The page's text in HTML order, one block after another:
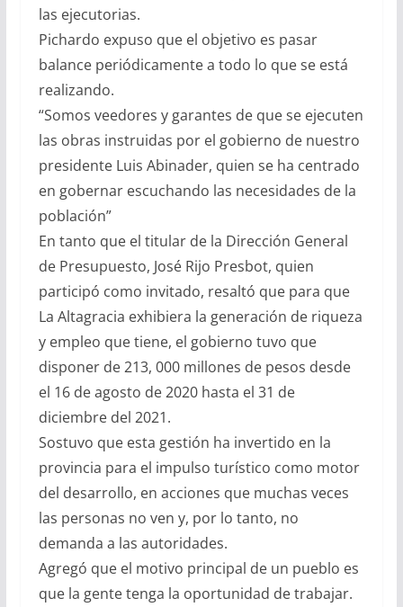
las ejecutorias.
Pichardo expuso que el objetivo es pasar
balance periódicamente a todo lo que se está
realizando.
“Somos veedores y garantes de que se ejecuten
las obras instruidas por el gobierno de nuestro
presidente Luis Abinader, quien se ha centrado
en gobernar escuchando las necesidades de la
población”
En tanto que el titular de la Dirección General
de Presupuesto, José Rijo Presbot, quien
participó como invitado, resaltó que para que
La Altagracia exhibiera la generación de riqueza
y empleo que tiene, el gobierno tuvo que
disponer de 213, 000 millones de pesos desde
el 16 de agosto de 2020 hasta el 31 de
diciembre del 2021.
Sostuvo que esta gestión ha invertido en la
provincia para el impulso turístico como motor
del desarrollo, en acciones que muchas veces
las personas no ven y, por lo tanto, no
demanda a las autoridades.
Agregó que el motivo principal de un pueblo es
que la gente tenga la oportunidad de trabajar.